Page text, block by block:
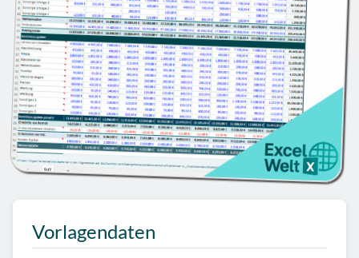
Vorlagendaten